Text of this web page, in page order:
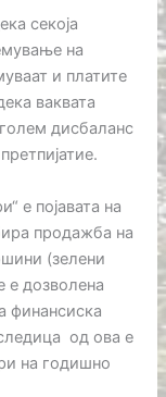
секоја
на
и платите
ваквата
дисбаланс
е појавата на
продажба на
(зелени
е дозволена
финансиска
од ова е
на годишно